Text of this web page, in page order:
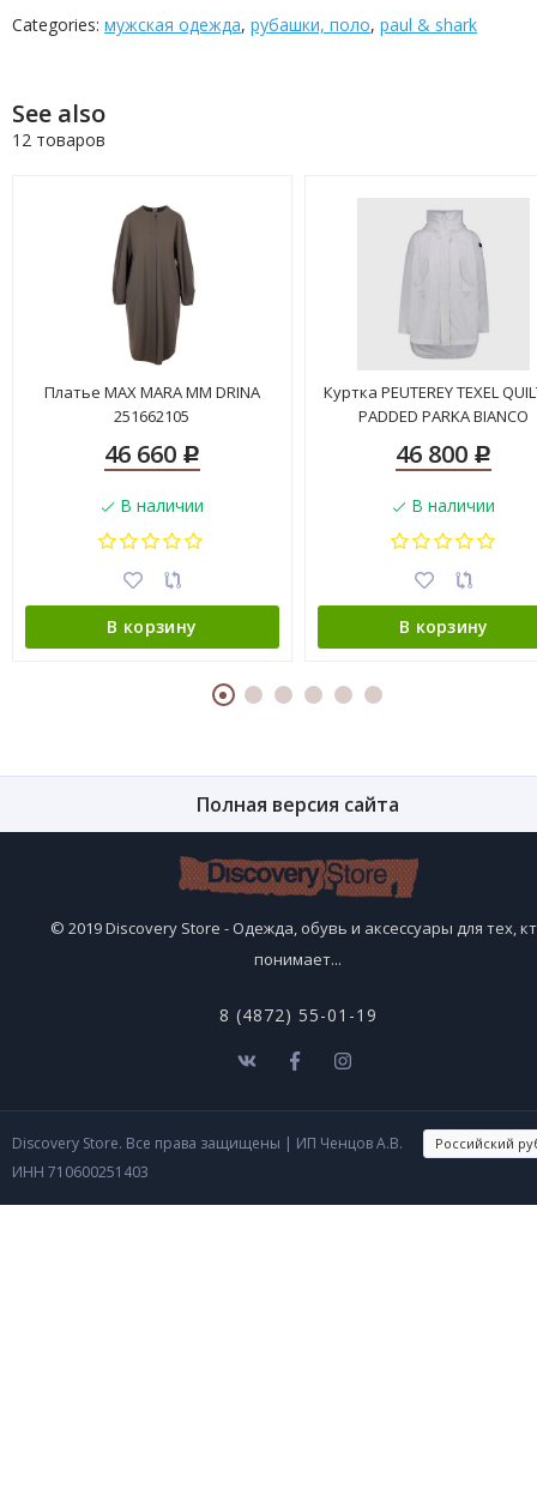
Categories: мужская одежда, рубашки, поло, paul & shark
See also
12 товаров
Платье MAX MARA MM DRINA
251662105
46 660 Р
В наличии
В корзину
Куртка PEUTEREY TEXEL
PADDED PARKA BIANCO
46 800 Р
В наличии
В корзину
Полная версия сайта
© 2019 Discovery Store - Одежда, обувь и аксессуары для тех,
понимает...
8 (4872) 55-01-19
Discovery Store. Все права защищены | ИП Ченцов А.В.
ИНН 710600251403